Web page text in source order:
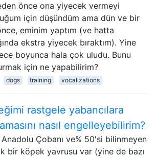
önce ona yiyecek vermeyi
için düşündüm ama dün ve bir
eminim yaptım (ve hatta
ekstra yiyecek bıraktım). Yine
boyunca hala çok uludu. Bunu
için ne yapabilirim?
dogs training vocalizations
rastgele yabancılara
nasıl engelleyebilirim?
Çobanı ve% 50'si bilinmeyen
bir köpek yavrusu var (yine de bazı